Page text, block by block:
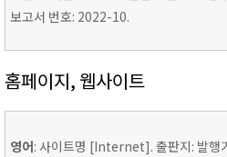
보고서 번호: 2022-10.
홈페이지, 웹사이트
영어: 사이트명 [Internet]. 출판지: 발행